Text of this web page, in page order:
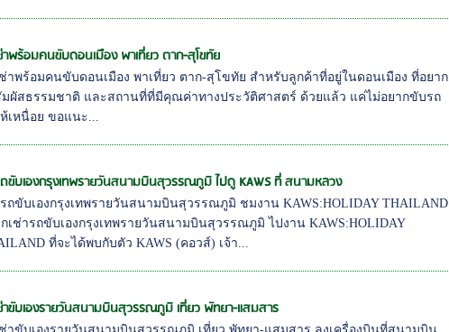
าพร้อมคนขับดอนเมือง พาเที่ยว ตาก-สุโขทัย
าพร้อมคนขับดอนเมือง พาเที่ยว ตาก-สุโขทัย สำหรับลูกค้าที่อยู่ในดอนเมือง ที่อยาก
มผัสธรรมชาติ และสถานที่ที่มีคุณค่าทางประวัติศาสตร์ ด้วยแล้ว แค่ไม่อยากขับรถ
เหนื่อย ขอแนะ...
ถขับเองกรุงเทพรายวันสนามบินสุวรรณภูมิ ไปดู KAWS ที่ สนามหลวง
รถขับเองกรุงเทพรายวันสนามบินสุวรรณภูมิ ชมงาน KAWS:HOLIDAY THAILAND
เช่ารถขับเองกรุงเทพรายวันสนามบินสุวรรณภูมิ ไปงาน KAWS:HOLIDAY
ที่จะได้พบกับตัว KAWS (คอวส์) เจ้า...
าขับเองรายวันสนามบินสุวรรณภูมิ เที่ยว พัทยา-แสมสาร